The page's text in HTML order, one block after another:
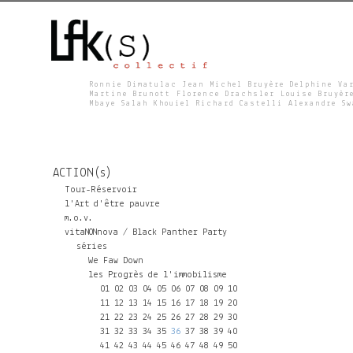
F
K
S
Ronnie Dimatulac Jean Michel Bruyère Delphine
Martine Brunott Florence Drachsler Louise
Mbaye Salah Khouiel Richard Castelli Alexandre
ACTION(s)
Tour-Réservoir
l'Art d'être pauvre
m.o.v.
vitaNONnova / Black Panther Party
séries
We Faw Down
les Progrès de l'immobilisme
01 02 03 04 05 06 07 08 09 10
11 12 13 14 15 16 17 18 19 20
21 22 23 24 25 26 27 28 29 30
31 32 33 34 35 36 37 38 39 40
41 42 43 44 45 46 47 48 49 50